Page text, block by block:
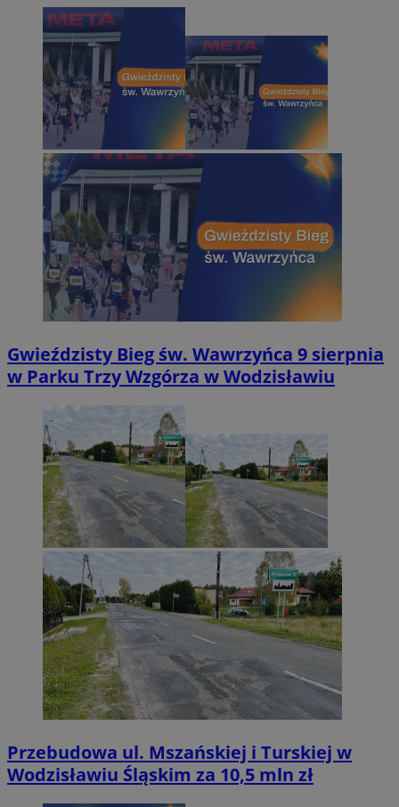
Gwieździsty Bieg św. Wawrzyńca 9 sierpnia
w Parku Trzy Wzgórza w Wodzisławiu
Przebudowa ul. Mszańskiej i Turskiej w
Wodzisławiu Śląskim za 10,5 mln zł